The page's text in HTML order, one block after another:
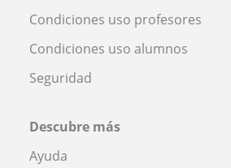
Condiciones uso profesores
Condiciones uso alumnos
Seguridad
Descubre más
Ayuda